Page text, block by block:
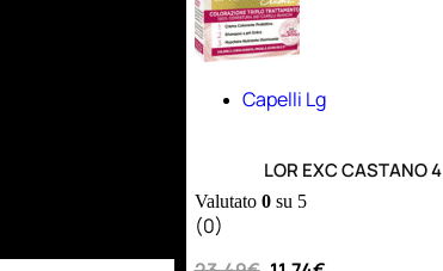
Capelli Lg
LOR EXC CASTANO 4
Valutato 0su 5
(0)